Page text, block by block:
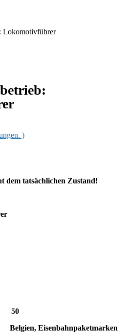
Lokomotivführer
)
dem tatsächlichen Zustand!
Eisenbahnpaketmarken